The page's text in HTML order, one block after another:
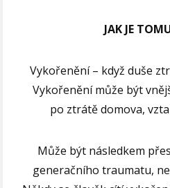
JAK JE
Vykořenění – když duše
Vykořenění může být
po ztrátě domova,
Může být následkem
generačního traumatu,